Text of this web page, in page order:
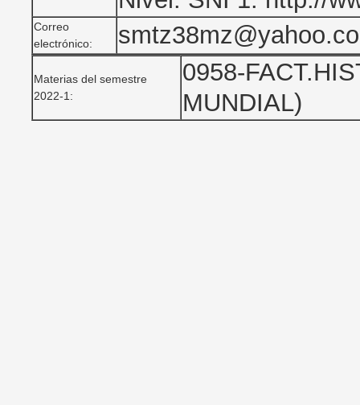
Correo
electrónico:
Materias del semestre
2022-1:
0958-
MUNDIAL)